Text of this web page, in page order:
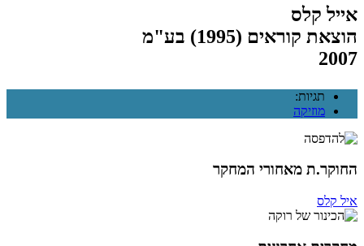
אייל קלס
הוצאת קוראים (1995) בע"מ
2007
תגיות:
מוזיקה
החוקר.ת מאחורי המחקר
איל קלס